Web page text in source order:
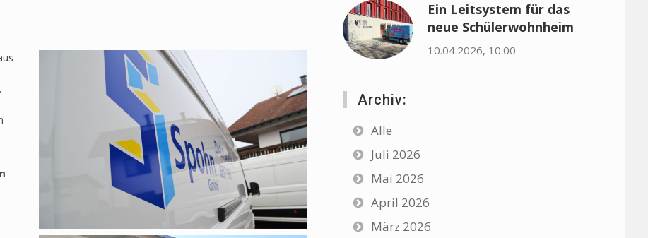
Ein Leitsystem für das
neue Schülerwohnheim
10.04.2026, 10:00
Archiv:
Alle
Juli 2026
Mai 2026
April 2026
März 2026